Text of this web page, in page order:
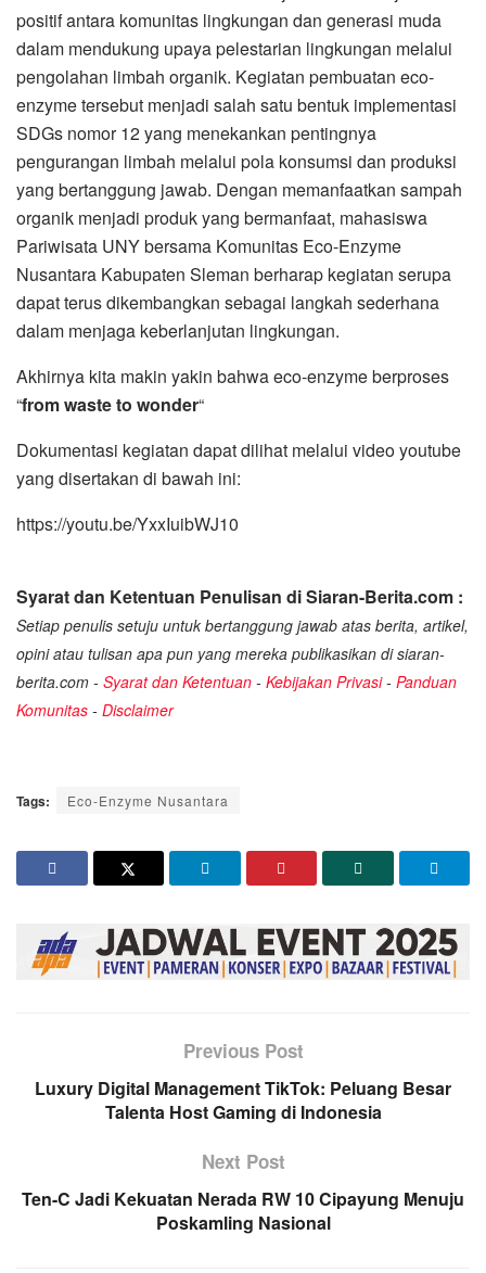
positif antara komunitas lingkungan dan generasi muda
dalam mendukung upaya pelestarian lingkungan melalui
pengolahan limbah organik. Kegiatan pembuatan eco-
enzyme tersebut menjadi salah satu bentuk implementasi
SDGs nomor 12 yang menekankan pentingnya
pengurangan limbah melalui pola konsumsi dan produksi
yang bertanggung jawab. Dengan memanfaatkan sampah
organik menjadi produk yang bermanfaat, mahasiswa
Pariwisata UNY bersama Komunitas Eco-Enzyme
Nusantara Kabupaten Sleman berharap kegiatan serupa
dapat terus dikembangkan sebagai langkah sederhana
dalam menjaga keberlanjutan lingkungan.
Akhirnya kita makin yakin bahwa eco-enzyme berproses
“from waste to wonder“
Dokumentasi kegiatan dapat dilihat melalui video youtube
yang disertakan di bawah ini:
https://youtu.be/YxxIuibWJ10
Syarat dan Ketentuan Penulisan di Siaran-Berita.com :
Setiap penulis setuju untuk bertanggung jawab atas berita, artikel,
opini atau tulisan apa pun yang mereka publikasikan di siaran-
berita.com - Syarat dan Ketentuan - Kebijakan Privasi- Panduan
Komunitas - Disclaimer
Tags: Eco-Enzyme Nusantara
Previous Post
Luxury Digital Management TikTok: Peluang Besar
Talenta Host Gaming di Indonesia
Next Post
Ten-C Jadi Kekuatan Nerada RW 10 Cipayung Menuju
Poskamling Nasional